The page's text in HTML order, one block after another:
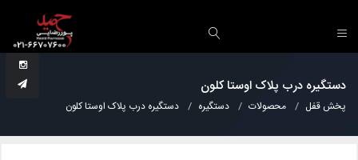
دستگیره درب پلاک اوستا کلون
پخش قفل محصولات دستگیره دستگیره درب پلاک اوستا کلون